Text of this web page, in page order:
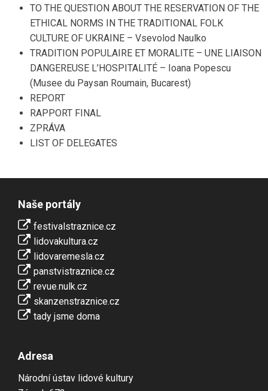
TO THE QUESTION ABOUT THE RESERVATION OF THE
ETHICAL NORMS IN THE TRADITIONAL FOLK
CULTURE OF UKRAINE – Vsevolod Naulko
TRADITION POPULAIRE ET MORALITE – UNE LIAISON
DANGEREUSE L’HOSPITALITÉ – Ioana Popescu
(Musee du Paysan Roumain, Bucarest)
REPORT
RAPPORT FINAL
ZPRÁVA
LIST OF DELEGATES
Naše portály
festivalstraznice.cz
lidovakultura.cz
lidovaremesla.cz
panstvistraznice.cz
revue.nulk.cz
skanzenstraznice.cz
tady jsme doma
Adresa
Národní ústav lidové kultury